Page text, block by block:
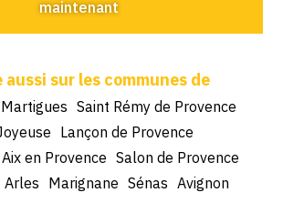
maintenant
Martigues Saint Rémy de Provence
Lançon de Provence
Aix en Provence Salon de Provence
Arles Marignane Sénas Avignon